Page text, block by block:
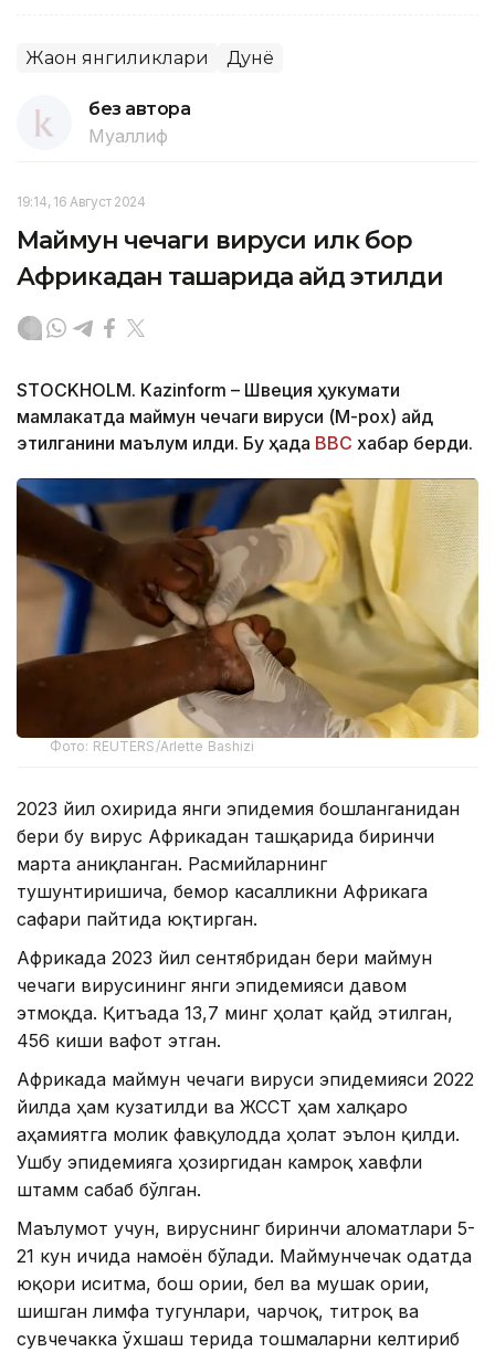
Жаҳон янгиликлари Дунё
без автора
Муаллиф
19:14, 16 Август 2024
Маймун чечаги вируси илк бор
Африкадан ташқарида қайд этилди
STOCKHOLM. Kazinform – Швеция ҳукумати
мамлакатда маймун чечаги вируси (M-pox) қайд
этилганини маълум қилди. Бу ҳақда BBC хабар берди.
Фото: REUTERS/Arlette Bashizi
2023 йил охирида янги эпидемия бошланганидан
бери бу вирус Африкадан ташқарида биринчи
марта аниқланган. Расмийларнинг
тушунтиришича, бемор касалликни Африкага
сафари пайтида юқтирган.
Африкада 2023 йил сентябридан бери маймун
чечаги вирусининг янги эпидемияси давом
этмоқда. Қитъада 13,7 минг ҳолат қайд этилган,
456 киши вафот этган.
Африкада маймун чечаги вируси эпидемияси 2022
йилда ҳам кузатилди ва ЖССТ ҳам халқаро
аҳамиятга молик фавқулодда ҳолат эълон қилди.
Ушбу эпидемияга ҳозиргидан камроқ хавфли
штамм сабаб бўлган.
Маълумот учун, вируснинг биринчи аломатлари 5-
21 кун ичида намоён бўлади. Маймунчечак одатда
юқори иситма, бош оғриғи, бел ва мушак оғриғи,
шишган лимфа тугунлари, чарчоқ, титроқ ва
сувчечакка ўхшаш терида тошмаларни келтириб